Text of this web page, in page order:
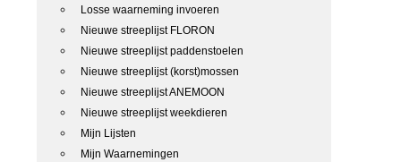
Losse waarneming invoeren
Nieuwe streeplijst FLORON
Nieuwe streeplijst paddenstoelen
Nieuwe streeplijst (korst)mossen
Nieuwe streeplijst ANEMOON
Nieuwe streeplijst weekdieren
Mijn Lijsten
Mijn Waarnemingen